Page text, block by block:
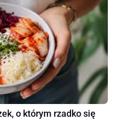
o którym rzadko się